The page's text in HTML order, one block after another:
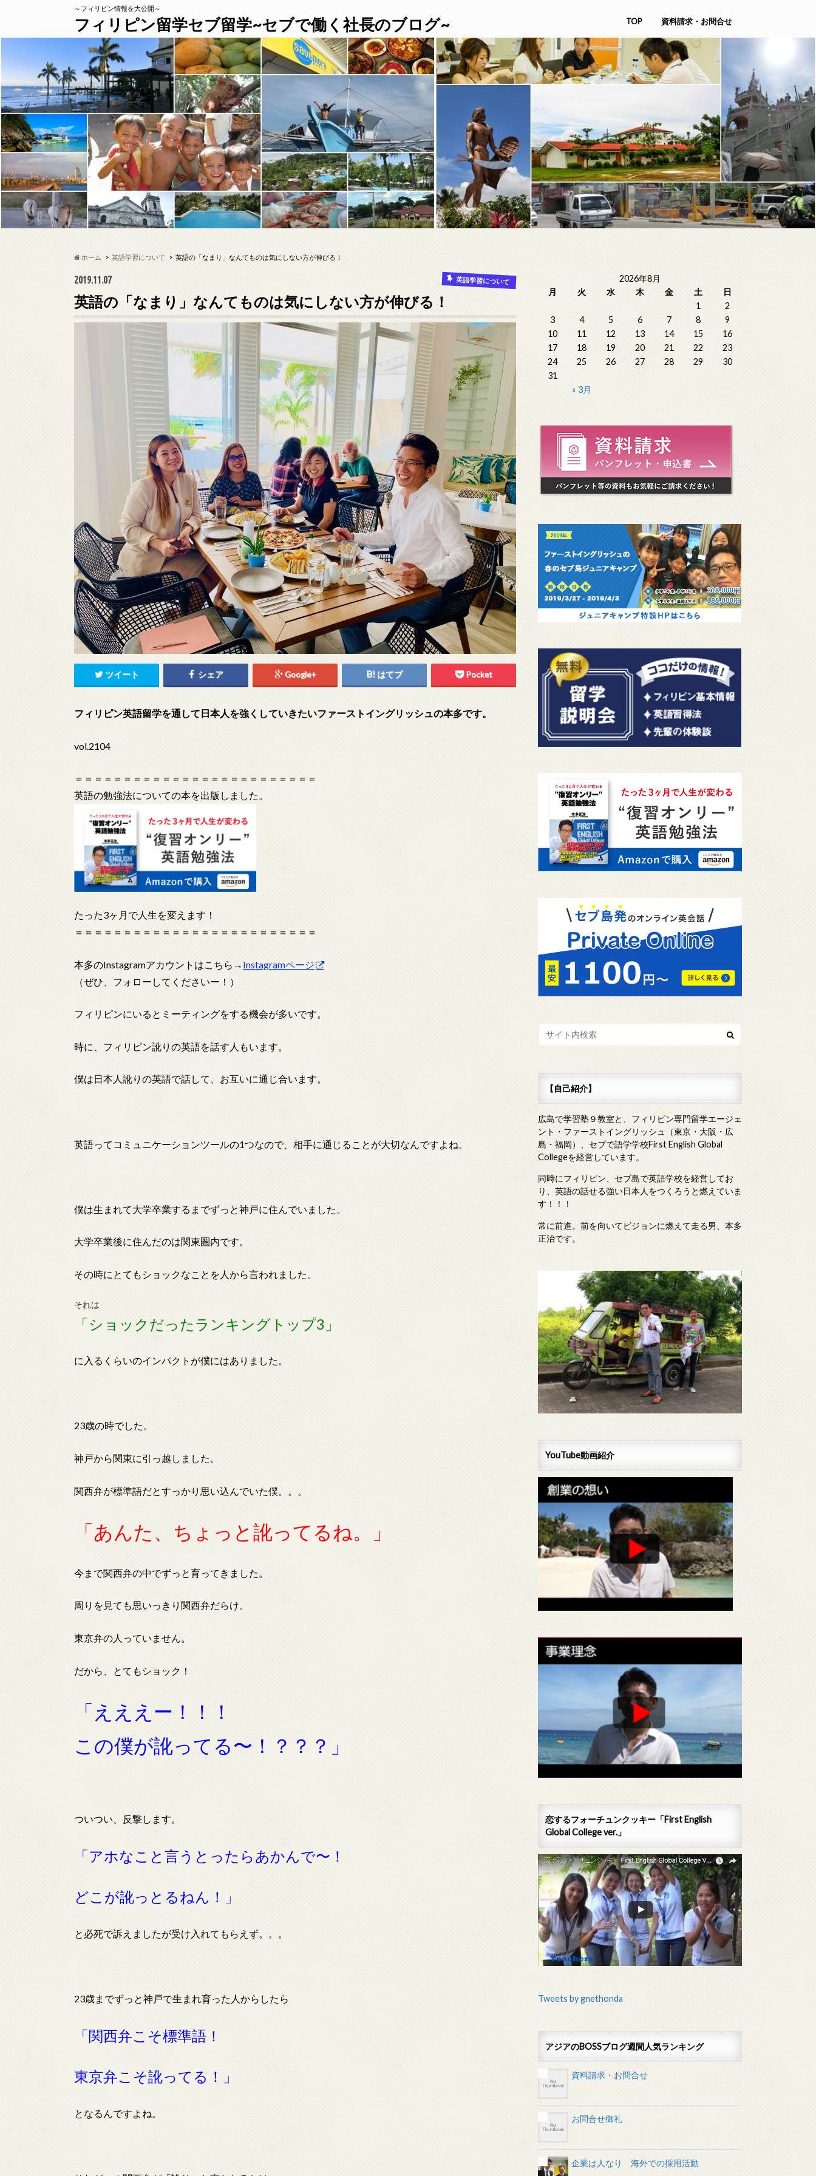
～フィリピン情報を大公開～
フィリピン留学セブ留学~セブで働く社長のブログ~ TOP 資料請求・お問合せ
ホーム 英語学習について 英語の「なまり」なんてものは気にしない方が伸びる！
2019.11.07 英語学習について
英語の「なまり」なんてものは気にしない方が伸びる！
ツイート シェア Google+ はてブ Pocket
フィリピン英語留学を通して日本人を強くしていきたいファーストイングリッシュの本多です。
vol.2104
＝＝＝＝＝＝＝＝＝＝＝＝＝＝＝＝＝＝＝＝＝＝＝＝＝
英語の勉強法についての本を出版しました。
たった3ヶ月で人生を変えます！
＝＝＝＝＝＝＝＝＝＝＝＝＝＝＝＝＝＝＝＝＝＝＝＝＝
本多のInstagramアカウントはこちら→ Instagramページ
（ぜひ、フォローしてくださいー！）
フィリピンにいるとミーティングをする機会が多いです。
時に、フィリピン訛りの英語を話す人もいます。
僕は日本人訛りの英語で話して、お互いに通じ合います。
英語ってコミュニケーションツールの1つなので、相手に通じることが大切なんですよね。
僕は生まれて大学卒業するまでずっと神戸に住んでいました。
大学卒業後に住んだのは関東圏内です。
その時にとてもショックなことを人から言われました。
それは
「ショックだったランキングトップ3」
に入るくらいのインパクトが僕にはありました。
23歳の時でした。
神戸から関東に引っ越しました。
関西弁が標準語だとすっかり思い込んでいた僕。。。
「あんた、ちょっと訛ってるね。」
今まで関西弁の中でずっと育ってきました。
周りを見ても思いっきり関西弁だらけ。
東京弁の人っていません。
だから、とてもショック！
「えええー！！！
この僕が訛ってる〜！？？？」
ついつい、反撃します。
「アホなこと 言うとったらあかんで〜！
どこが訛っとるねん！」
と必死で訴えましたが受け入れてもらえず。。。
23歳までずっと神戸で生まれ育った人からしたら
「関西弁こそ標準語！
東京弁こそ訛ってる！」
となるんですよね。
2026年8月
月
火 水 木 金 土 日
« 3月
1
2
3
4 5 6 7 8
9
10
11 12 13 14 15
16
17
18 19 20 21 22
23
24
25 26 27 28 29
30
31
【自己紹介】
広島で学習塾９教室と、フィリピン専門留学エージェ
ント・ファーストイングリッシュ（東京・大阪・広
島・福岡）、セブで語学学校First English Global
Collegeを経営しています。
同時にフィリピン、セブ島で英語学校を経営してお
り、英語の話せる強い日本人をつくろうと燃えていま
す！！！
常に前進。前を向いてビジョンに燃えて走る男、本多
正治です。
YouTube動画紹介
恋するフォーチュンクッキー「First English
Global College ver.」
Tweets by gnethonda
アジアのBOSSブログ週間人気ランキング
資料請求・お問合せ
お問合せ御礼
企業は人なり 海外での採用活動